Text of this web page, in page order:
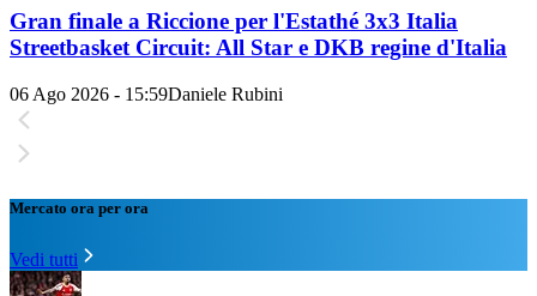
Gran finale a Riccione per l'Estathé 3x3 Italia
Streetbasket Circuit: All Star e DKB regine d'Italia
06 Ago 2026 - 15:59Daniele Rubini
Mercato ora per ora
Vedi tutti